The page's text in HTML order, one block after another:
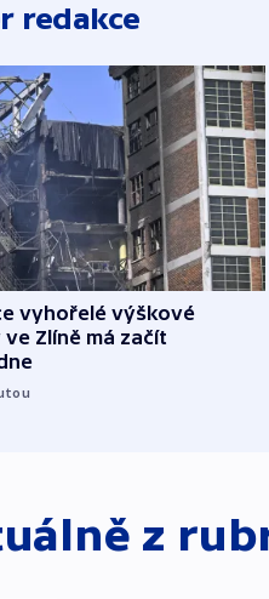
redakce
vyhořelé výškové
Zlíně má začít
z